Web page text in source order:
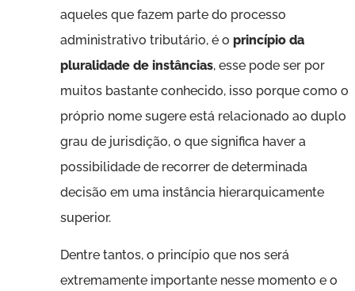
aqueles que fazem parte do processo
administrativo tributário, é o princípio da
pluralidade de instâncias, esse pode ser por
muitos bastante conhecido, isso porque como o
próprio nome sugere está relacionado ao duplo
grau de jurisdição, o que significa haver a
possibilidade de recorrer de determinada
decisão em uma instância hierarquicamente
superior.
Dentre tantos, o princípio que nos será
extremamente importante nesse momento e o